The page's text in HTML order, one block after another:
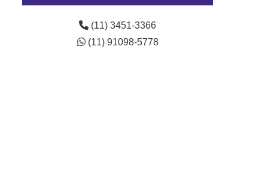
Crachá de Plástico
Personalizado Santa Catarina
Minas Gerais
com Cordão Pará
Evento Santa Catarina
(11) 3451-3366
(11) 91098-5778